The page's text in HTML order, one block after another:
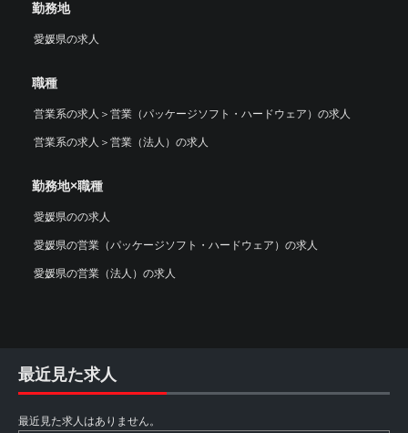
勤務地
愛媛県の求人
職種
営業系の求人 ＞ 営業（パッケージソフト・ハードウェア）の求人
営業系の求人 ＞ 営業（法人）の求人
勤務地×職種
愛媛県のの求人
愛媛県の営業（パッケージソフト・ハードウェア）の求人
愛媛県の営業（法人）の求人
最近見た求人
最近見た求人はありません。